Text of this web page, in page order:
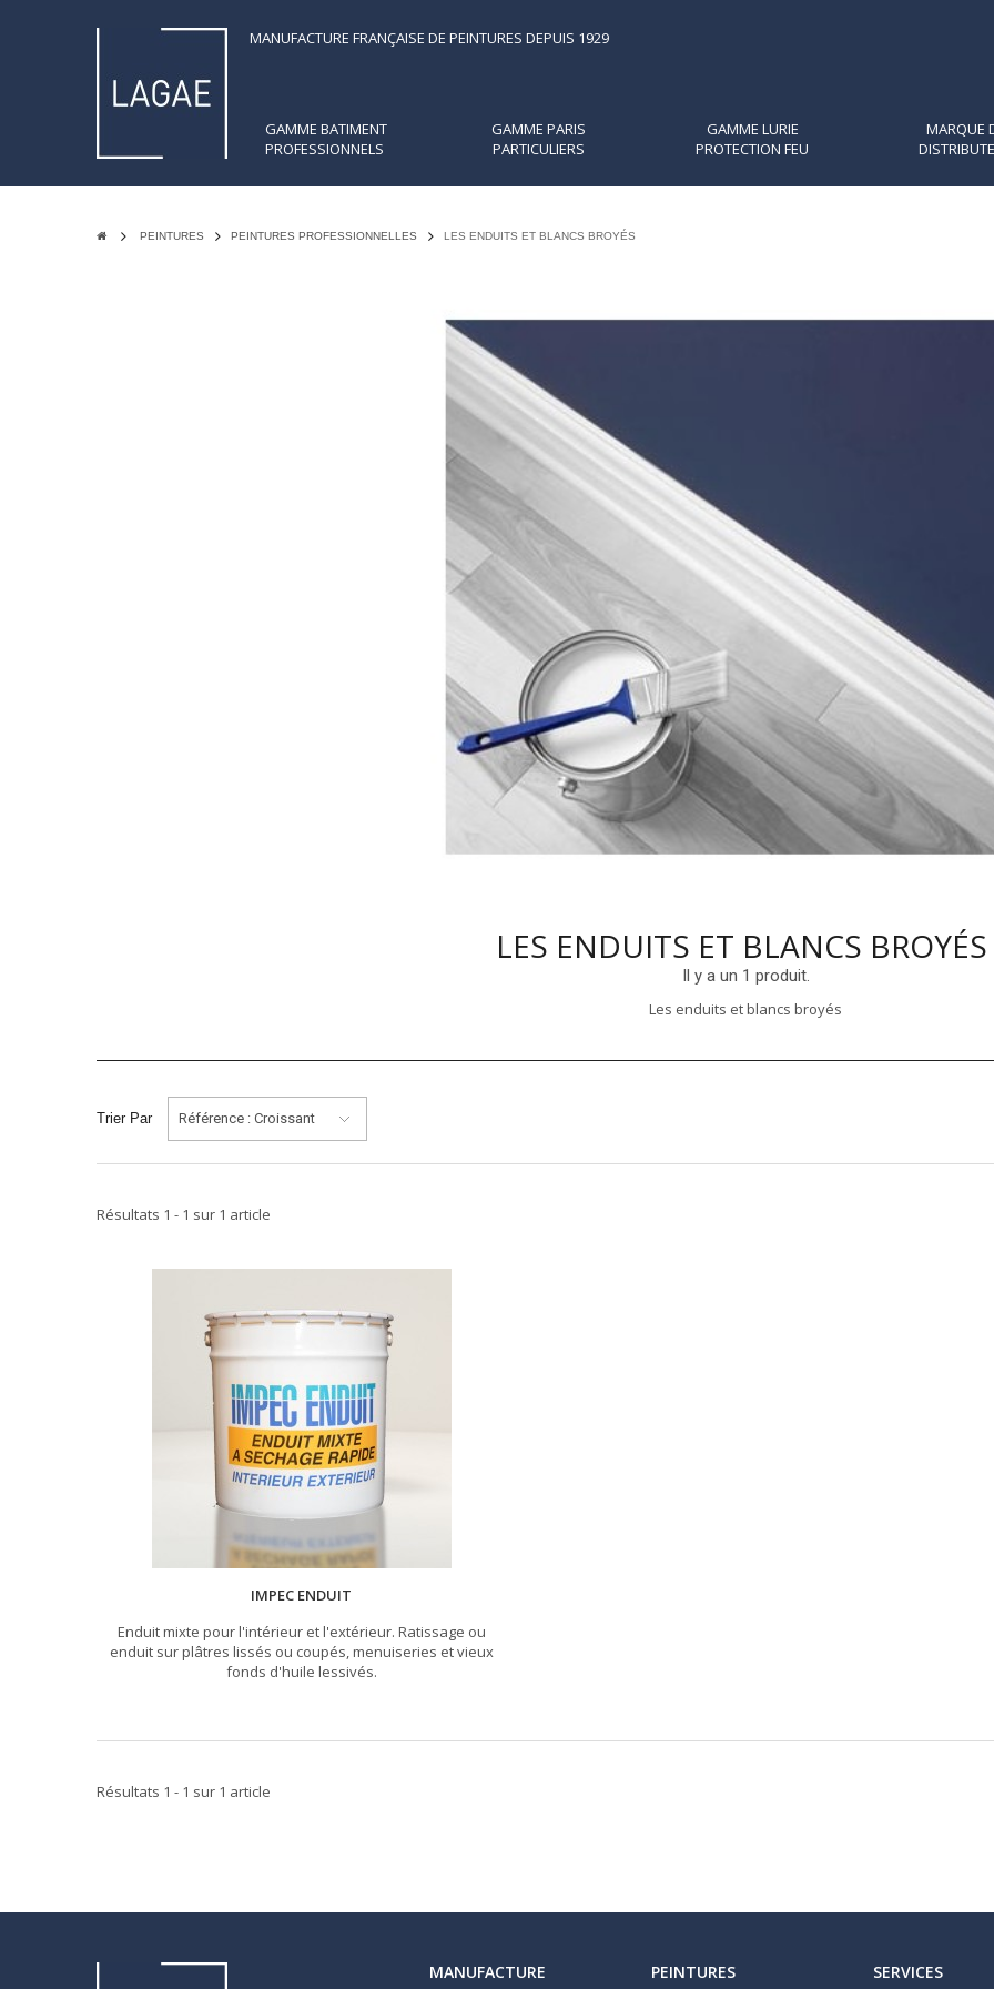
MANUFACTURE FRANÇAISE DE PEINTURES DEPUIS 1929
GAMME BATIMENT
PROFESSIONNELS
GAMME PARIS
PARTICULIERS
GAMME LURIE
PROTECTION FEU
MARQUE
PEINTURES PEINTURES PROFESSIONNELLES LES ENDUITS ET BLANCS BROYÉS
LES ENDUITS ET BLANCS BROYÉS
Il y a un 1 produit.
Les enduits et blancs broyés
Trier Par Référence : Croissant
Résultats 1 - 1 sur 1 article
IMPEC ENDUIT
Enduit mixte pour l'intérieur et l'extérieur. Ratissage ou
enduit sur plâtres lissés ou coupés, menuiseries et vieux
fonds d'huile lessivés.
Résultats 1 - 1 sur 1 article
MANUFACTURE PEINTURES SERVICES